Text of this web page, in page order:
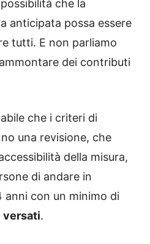
possibilità che la
anticipata possa essere
tutti. E non parliamo
dei contributi
che i criteri di
una revisione, che
della misura,
di andare in
anni con un minimo di
versati.